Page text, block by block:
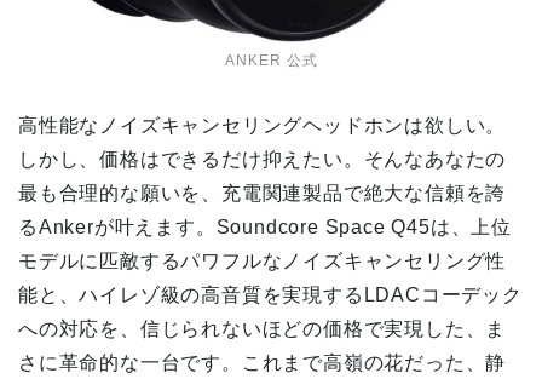
ANKER 公式
高性能なノイズキャンセリングヘッドホンは欲しい。
しかし、価格はできるだけ抑えたい。そんなあなたの
最も合理的な願いを、充電関連製品で絶大な信頼を誇
るAnkerが叶えます。Soundcore Space Q45は、上位
モデルに匹敵するパワフルなノイズキャンセリング性
能と、ハイレゾ級の高音質を実現するLDACコーデック
への対応を、信じられないほどの価格で実現した、ま
さに革命的な一台です。これまで高嶺の花だった、静